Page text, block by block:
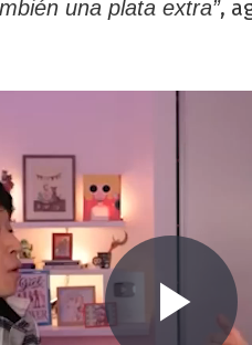
una plata extra”,